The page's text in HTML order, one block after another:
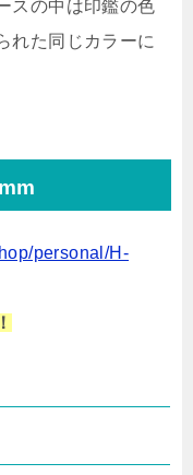
スの中は印鑑の色
れた同じカラーに
personal/H-